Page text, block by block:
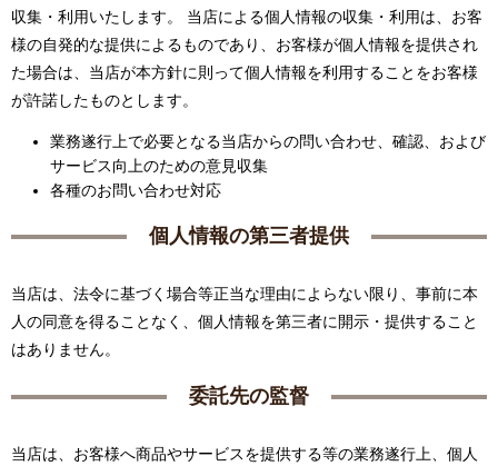
収集・利用いたします。 当店による個人情報の収集・利用は、お客
様の自発的な提供によるものであり、お客様が個人情報を提供され
た場合は、当店が本方針に則って個人情報を利用することをお客様
が許諾したものとします。
業務遂行上で必要となる当店からの問い合わせ、確認、および
サービス向上のための意見収集
各種のお問い合わせ対応
個人情報の第三者提供
当店は、法令に基づく場合等正当な理由によらない限り、事前に本
人の同意を得ることなく、個人情報を第三者に開示・提供すること
はありません。
委託先の監督
当店は、お客様へ商品やサービスを提供する等の業務遂行上、個人